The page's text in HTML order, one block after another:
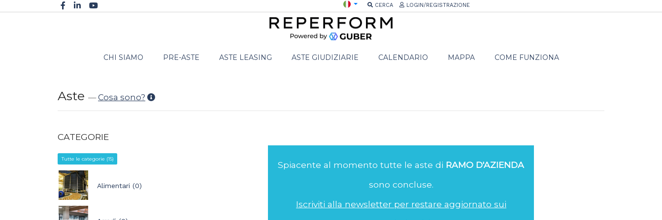
CERCA LOGIN/REGISTRAZIONE
CHI SIAMO PRE-ASTE ASTE LEASING ASTE GIUDIZIARIE CALENDARIO MAPPA COME FUNZIONA
Aste — Cosa sono?
CATEGORIE
Tutte le categorie (15)
Alimentari (0)
Spiacente al momento tutte le aste di RAMO D'AZIENDA
sono concluse.
Iscriviti alla newsletter per restare aggiornato sui